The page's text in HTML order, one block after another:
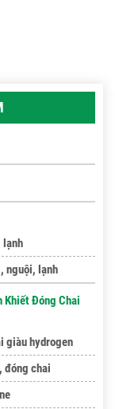
lạnh
nguội, lạnh
Khiết Đóng Chai
giàu hydrogen
đóng chai